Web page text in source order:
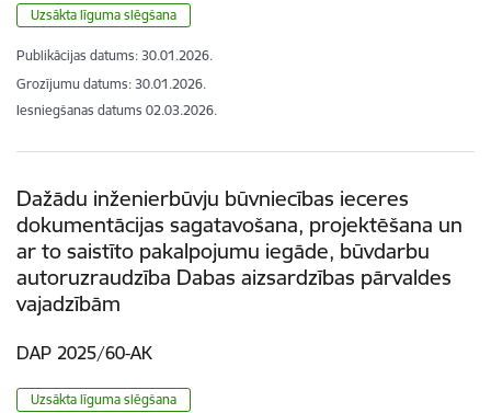
Uzsākta līguma slēgšana
Publikācijas datums: 30.01.2026.
Grozījumu datums: 30.01.2026.
Iesniegšanas datums 02.03.2026.
Dažādu inženierbūvju būvniecības ieceres
dokumentācijas sagatavošana, projektēšana un
ar to saistīto pakalpojumu iegāde, būvdarbu
autoruzraudzība Dabas aizsardzības pārvaldes
vajadzībām
DAP 2025/60-AK
Uzsākta līguma slēgšana